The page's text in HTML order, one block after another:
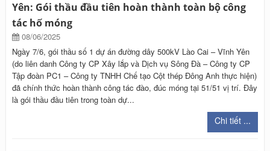
Yên: Gói thầu đầu tiên hoàn thành toàn bộ công
tác hố móng
08/06/2025
Ngày 7/6, gói thầu số 1 dự án đường dây 500kV Lào Cai – Vĩnh Yên
(do liên danh Công ty CP Xây lắp và Dịch vụ Sông Đà – Công ty CP
Tập đoàn PC1 – Công ty TNHH Chế tạo Cột thép Đông Anh thực hiện)
đã chính thức hoàn thành công tác đào, đúc móng tại 51/51 vị trí. Đây
là gói thầu đầu tiên trong toàn dự...
Chi tiết ...